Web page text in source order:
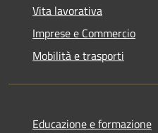
Vita lavorativa
Imprese e Commercio
Mobilità e trasporti
Educazione e formazione